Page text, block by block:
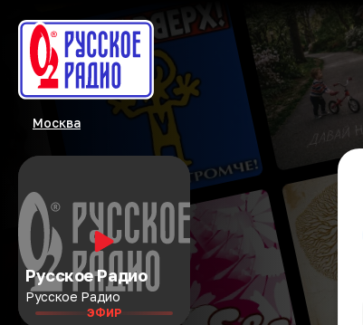
Москва
Русское Радио
Русское Радио
ЭФИР